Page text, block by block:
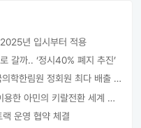
년 입시부터 적용
갈까.. ‘정시40% 폐지 추진’
고려대학교 의과대학, 4년 연속 대한민국의학한림원 정회원 최다 배출 外
연세대학교 신종식 교수팀, 인공효소를 이용한 아민의 키랄전환 세계 최초로 성공
운영 협약 체결